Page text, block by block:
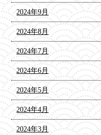
2024年9月
2024年8月
2024年7月
2024年6月
2024年5月
2024年4月
2024年3月